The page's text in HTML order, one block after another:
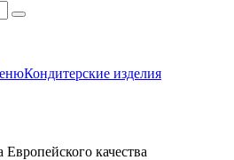
Кондитерские изделия
качества